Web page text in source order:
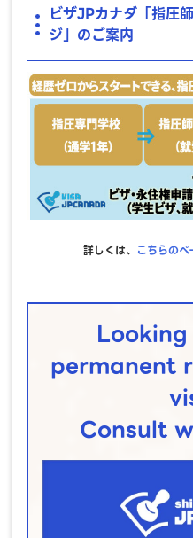
ビザJPカナダ「指圧
ジ」のご案内
詳しくは、 こちらのペ
permanent
Consult